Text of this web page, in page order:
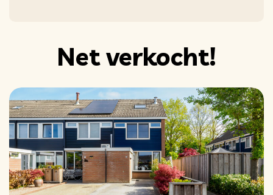
Net verkocht!